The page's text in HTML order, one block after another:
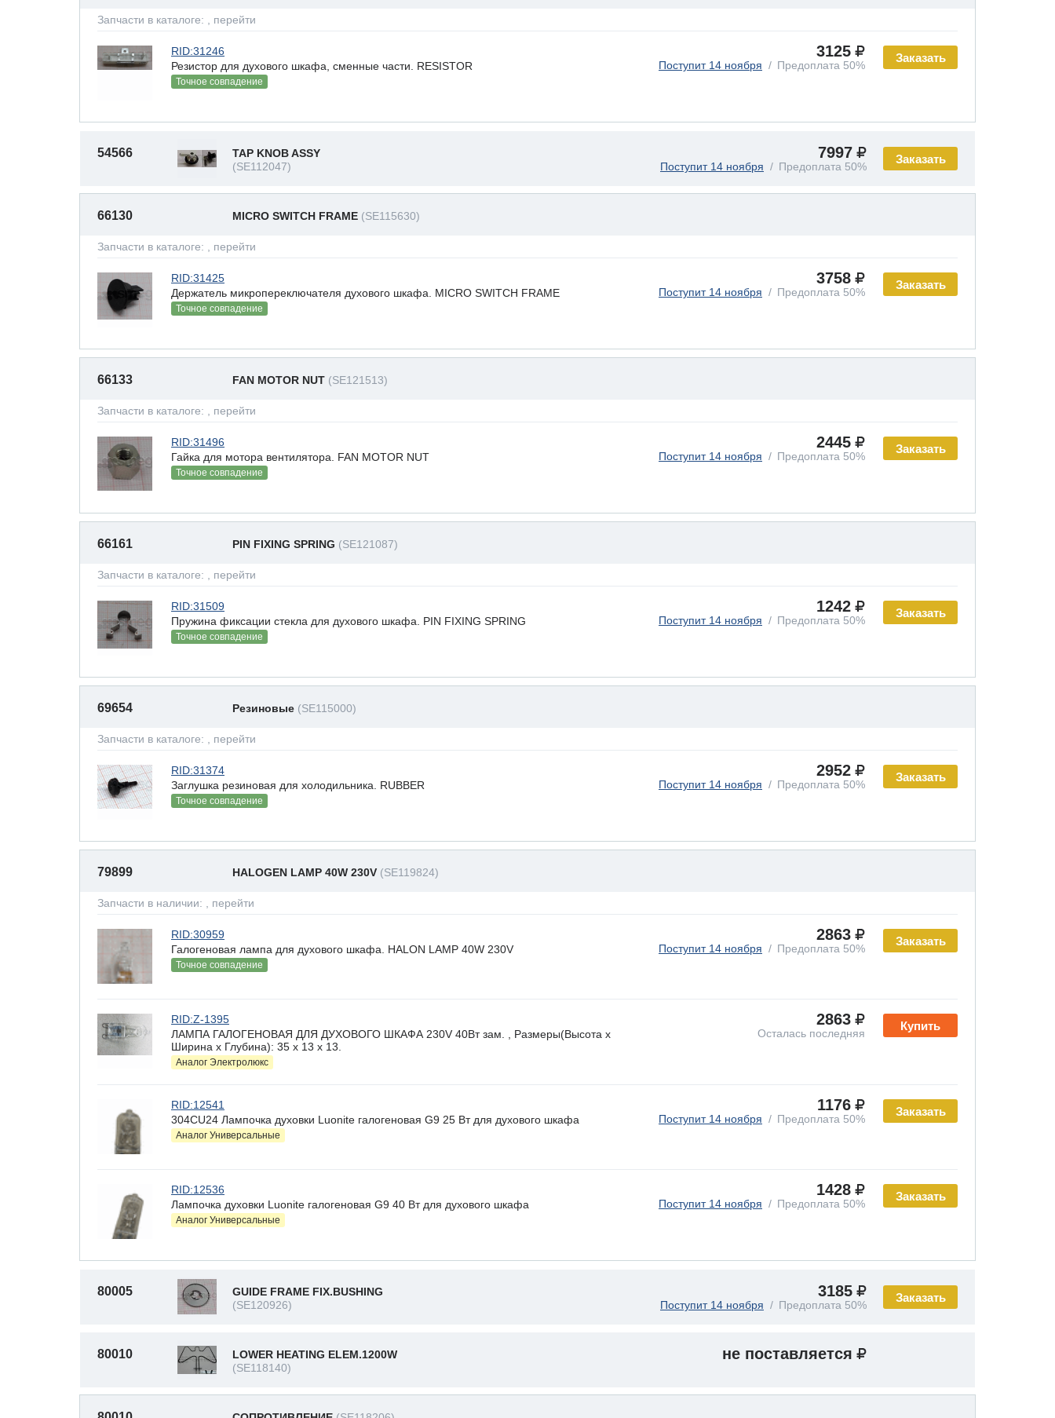
Запчасти в каталоге: , перейти
Заказать
RID:31246
Резистор для духового шкафа, сменные части. RESISTOR
Точное совпадение
3125
Поступит 14 ноября Предоплата 50%
Заказать
54566
TAP KNOB ASSY
(SE112047)
7997
Поступит 14 ноября Предоплата 50%
66130 MICRO SWITCH FRAME (SE115630)
Запчасти в каталоге: , перейти
Заказать
RID:31425
Держатель микропереключателя духового шкафа. MICRO SWITCH FRAME
Точное совпадение
3758
Поступит 14 ноября Предоплата 50%
66133 FAN MOTOR NUT (SE121513)
Запчасти в каталоге: , перейти
Заказать
RID:31496
Гайка для мотора вентилятора. FAN MOTOR NUT
Точное совпадение
2445
Поступит 14 ноября Предоплата 50%
66161 PIN FIXING SPRING (SE121087)
Запчасти в каталоге: , перейти
Заказать
RID:31509
Пружина фиксации стекла для духового шкафа. PIN FIXING SPRING
Точное совпадение
1242
Поступит 14 ноября Предоплата 50%
69654 Резиновые (SE115000)
Запчасти в каталоге: , перейти
Заказать
RID:31374
Заглушка резиновая для холодильника. RUBBER
Точное совпадение
2952
Поступит 14 ноября Предоплата 50%
79899 HALOGEN LAMP 40W 230V (SE119824)
Запчасти в наличии: , перейти
Заказать
RID:30959
Галогеновая лампа для духового шкафа. HALON LAMP 40W 230V
Точное совпадение
2863
Поступит 14 ноября Предоплата 50%
Купить
RID:Z-1395
ЛАМПА ГАЛОГЕНОВАЯ ДЛЯ ДУХОВОГО ШКАФА 230V 40Вт зам. , Размеры(Высота х
Ширина х Глубина): 35 x 13 х 13.
Аналог Электролюкс
2863
Осталась последняя
Заказать
RID:12541
304CU24 Лампочка духовки Luonite галогеновая G9 25 Вт для духового шкафа
Аналог Универсальные
1176
Поступит 14 ноября Предоплата 50%
Заказать
RID:12536
Лампочка духовки Luonite галогеновая G9 40 Вт для духового шкафа
Аналог Универсальные
1428
Поступит 14 ноября Предоплата 50%
Заказать
80005
GUIDE FRAME FIX.BUSHING
(SE120926)
3185
Поступит 14 ноября Предоплата 50%
80010
LOWER HEATING ELEM.1200W
(SE118140)
не поставляется